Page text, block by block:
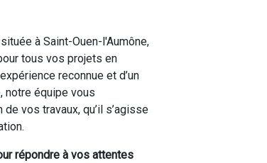
à Saint-Ouen-l'Aumône,
tous vos projets en
reconnue et d’un
notre équipe vous
vos travaux, qu’il s’agisse
répondre à vos attentes